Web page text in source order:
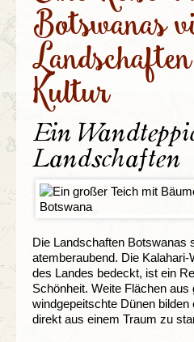
Botswanas
Kultur
Ein
Landschaften
Die Landschaften Botswanas
atemberaubend. Die
des Landes bedeckt, ist ein
Schönheit. Weite Flächen aus
windgepeitschte Dünen
direkt aus einem Traum zu